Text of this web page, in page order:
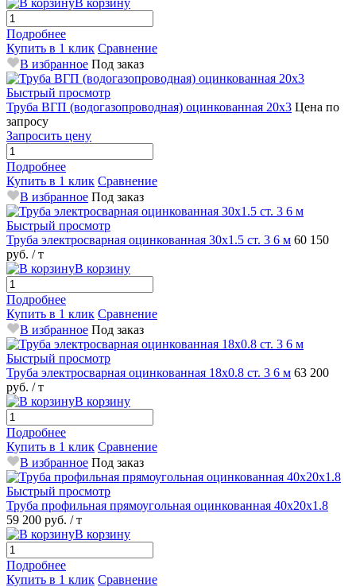
Подробнее
Купить в 1 клик Сравнение
В избранное Под заказ
Быстрый просмотр
Труба ВГП (водогазопроводная) оцинкованная 20х3 Цена по
запросу
Запросить цену
Подробнее
Купить в 1 клик Сравнение
В избранное Под заказ
Быстрый просмотр
Труба электросварная оцинкованная 30х1.5 ст. 3 6 м 60 150
руб. / т
В корзину
Подробнее
Купить в 1 клик Сравнение
В избранное Под заказ
Быстрый просмотр
Труба электросварная оцинкованная 18х0.8 ст. 3 6 м 63 200
руб. / т
В корзину
Подробнее
Купить в 1 клик Сравнение
В избранное Под заказ
Быстрый просмотр
Труба профильная прямоугольная оцинкованная 40х20х1.8
59 200 руб. / т
В корзину
Подробнее
Купить в 1 клик Сравнение